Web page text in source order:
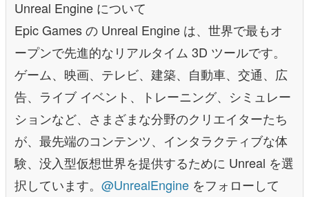
Unreal Engine について
Epic Games の Unreal Engine は、世界で最もオ
ープンで先進的なリアルタイム 3D ツールです。
ゲーム、映画、テレビ、建築、自動車、交通、広
告、ライブ イベント、トレーニング、シミュレー
ションなど、さまざまな分野のクリエイターたち
が、最先端のコンテンツ、インタラクティブな体
験、没入型仮想世界を提供するために Unreal を選
択しています。 @UnrealEngine をフォローして